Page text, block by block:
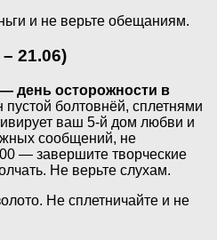
и не верьте обещаниям.
21.06)
день осторожности в
пустой болтовнёй, сплетнями
ваш 5-й дом любви и
сообщений, не
— завершите творческие
Не верьте слухам.
Не сплетничайте и не